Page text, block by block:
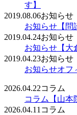
す】
2019.08.06お知らせ
お知らせ 【
2019.04.24お知らせ
お知らせ 【
2019.04.23お知らせ
お知らせオフ
2026.04.22コラム
コラム
【山
2026.04.11 コラム